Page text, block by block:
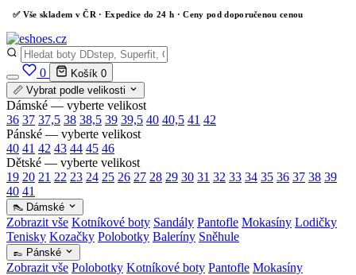
✅ Vše skladem v ČR · Expedice do 24 h · Ceny pod doporučenou cenou
0 Košík 0
📏 Vybrat podle velikosti
Dámské — vyberte velikost
36 37 37,5 38 38,5 39 39,5 40 40,5 41 42
Pánské — vyberte velikost
40 41 42 43 44 45 46
Dětské — vyberte velikost
19 20 21 22 23 24 25 26 27 28 29 30 31 32 33 34 35 36 37 38 39
40 41
👠 Dámské
Zobrazit vše Kotníkové boty Sandály Pantofle Mokasíny Lodičky
Tenisky Kozačky Polobotky Baleríny Sněhule
👞 Pánské
Zobrazit vše Polobotky Kotníkové boty Pantofle Mokasíny